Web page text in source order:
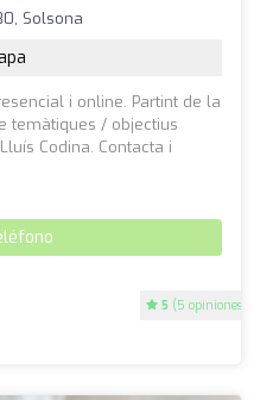
5 (5 opiniones)
Solsona
i online. Partint de la
temàtiques / objectius
Codina. Contacta i